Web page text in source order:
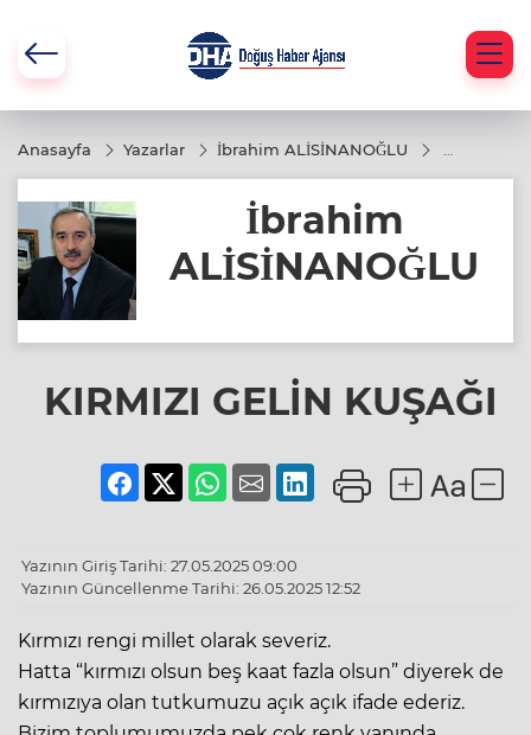
Anasayfa Yazarlar
İbrahim ALİSİNANOĞLU
İbrahim
ALİSİNANOĞLU
KIRMIZI GELİN KUŞAĞI
Yazının Giriş Tarihi: 27.05.2025 09:00
Yazının Güncellenme Tarihi: 26.05.2025 12:52
Kırmızı rengi millet olarak severiz.
Hatta “kırmızı olsun beş kaat fazla olsun” diyerek de
kırmızıya olan tutkumuzu açık açık ifade ederiz.